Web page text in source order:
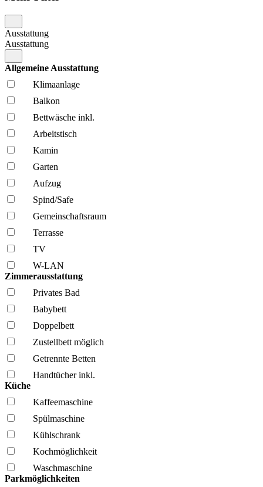
Ausstattung
Ausstattung
Allgemeine Ausstattung
Klima­anlage
Balkon
Bettwäsche inkl.
Arbeitstisch
Kamin
Garten
Aufzug
Spind/Safe
Gemeinschafts­raum
Terrasse
TV
W-LAN
Zimmerausstattung
Privates Bad
Babybett
Doppelbett
Zustellbett möglich
Getrennte Betten
Handtücher inkl.
Küche
Kaffee­maschine
Spül­maschine
Kühl­schrank
Kochmöglich­keit
Wasch­maschine
Parkmöglichkeiten